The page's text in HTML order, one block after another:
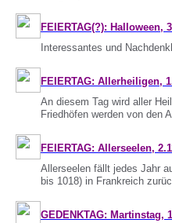
FEIERTAG(?): Halloween,
Interessantes und
FEIERTAG: Allerheiligen,
An diesem Tag wird aller
Friedhöfen werden von den
FEIERTAG: Allerseelen,
Allerseelen fällt jedes Jahr
bis 1018) in Frankreich
GEDENKTAG: Martinstag,